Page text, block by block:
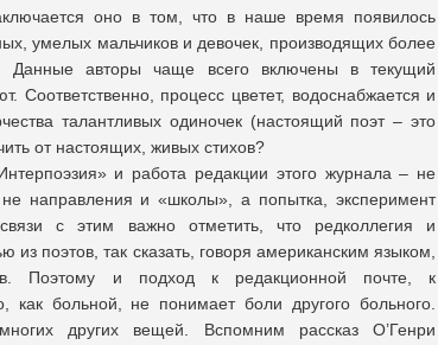
оно в том, что в наше время появилось
умелых мальчиков и девочек, производящих более
Данные авторы чаще всего включены в текущий
Соответственно, процесс цветет, водоснабжается и
талантливых одиночек (настоящий поэт – это
от настоящих, живых стихов?
и работа редакции этого журнала – не
направления и «школы», а попытка, эксперимент
с этим важно отметить, что редколлегия и
поэтов, так сказать, говоря американским языком,
Поэтому и подход к редакционной почте, к
как больной, не понимает боли другого больного.
других вещей. Вспомним рассказ О’Генри